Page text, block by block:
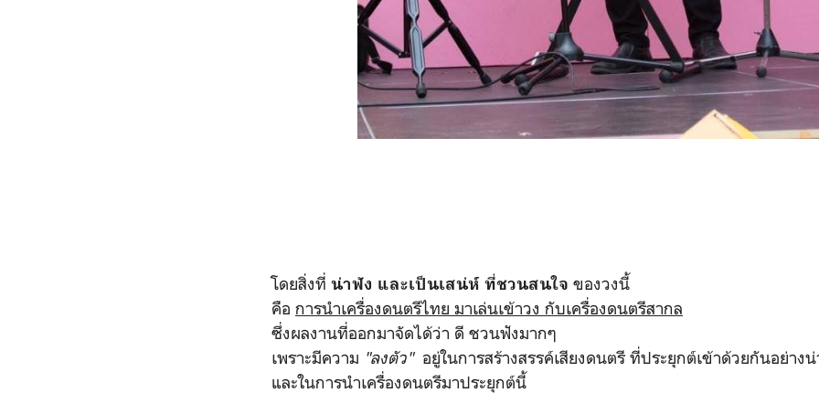
โดยสิ่งที่ น่าฟัง และเป็นเสน่ห์ ที่ชวนสนใจ ของวงนี้
คือ การนำเครื่องดนตรีไทย มาเล่นเข้าวง กับเครื่องดนตรีสากล
ซึ่งผลงานที่ออกมาจัดได้ว่า ดี ชวนฟังมากๆ
เพราะมีความ "ลงตัว" อยู่ในการสร้างสรรค์เสียงดนตรี ที่ประยุกต์เข้าด้วยกันอย่าง
และในการนำเครื่องดนตรีมาประยุกต์นี้